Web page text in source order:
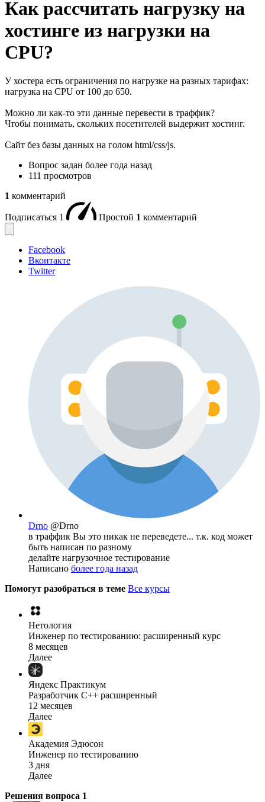
Как рассчитать нагрузку на
хостинге из нагрузки на
CPU?
У хостера есть ограничения по нагрузке на разных тарифах:
нагрузка на CPU от 100 до 650.
Можно ли как-то эти данные перевести в траффик?
Чтобы понимать, скольких посетителей выдержит хостинг.
Сайт без базы данных на голом html/css/js.
Вопрос задан более года назад
111 просмотров
1 комментарий
Подписаться 1 Простой 1 комментарий
Facebook
Вконтакте
Twitter
Drno @Drno
в траффик Вы это никак не переведете... т.к. код может
быть написан по разному
делайте нагрузочное тестирование
Написано более года назад
Помогут разобраться в теме Все курсы
Нетология
Инженер по тестированию: расширенный курс
8 месяцев
Далее
Яндекс Практикум
Разработчик C++ расширенный
12 месяцев
Далее
Академия Эдюсон
Инженер по тестированию
3 дня
Далее
Решения вопроса 1